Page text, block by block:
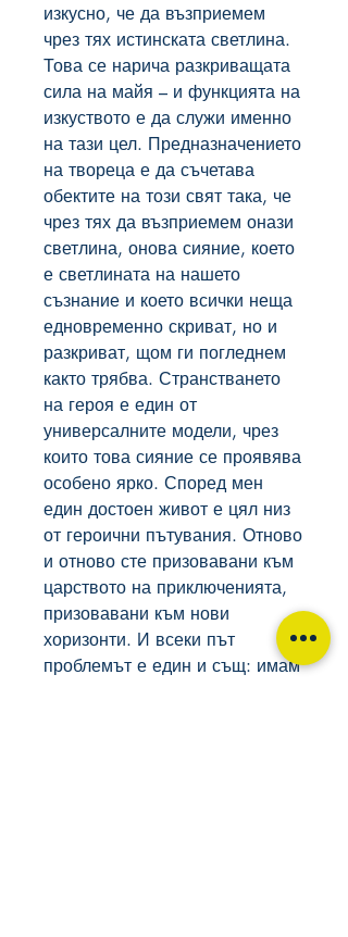
изкусно, че да възприемем
чрез тях истинската светлина.
Това се нарича разкриващата
сила на майя – и функцията на
изкуството е да служи именно
на тази цел. Предназначението
на твореца е да съчетава
обектите на този свят така, че
чрез тях да възприемем онази
светлина, онова сияние, което
е светлината на нашето
съзнание и което всички неща
едновременно скриват, но и
разкриват, щом ги погледнем
както трябва. Странстването
на героя е един от
универсалните модели, чрез
които това сияние се проявява
особено ярко. Според мен
един достоен живот е цял низ
от героични пътувания. Отново
и отново сте призовавани към
царството на приключенията,
призовавани към нови
хоризонти. И всеки път
проблемът е един и същ: имам